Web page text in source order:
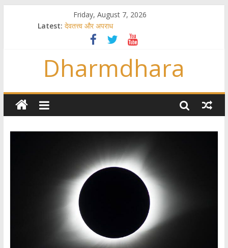
Friday, August 7, 2026
Latest: देवतत्त्व और अपराध
स्त्रियाँ वेदाधिकारिणी क्यों नहीं हैं
विश्व का सबसे बड़ा और वैज्ञानिक समय गणना तन्त्र
तुम्हीं हो माता, पिता तुम्हीं हो ??
गौ सेवा और राजयोग
Dharmdhara